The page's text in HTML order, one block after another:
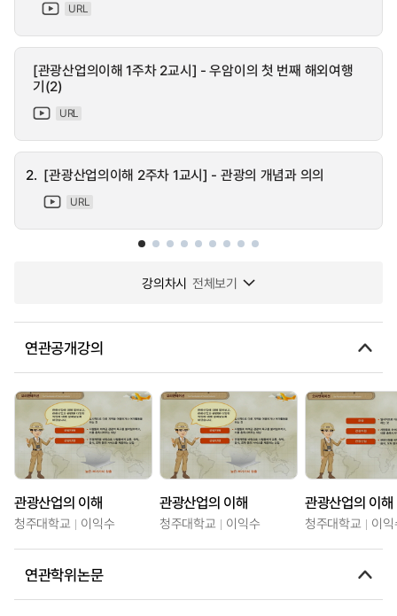
URL
[관광산업의이해 1주차 2교시] - 우암이의 첫 번째 해외여행
기(2)
URL
2. [관광산업의이해 2주차 1교시] - 관광의 개념과 의의
URL
강의차시 전체보기
연관공개강의
관광산업의 이해
청주대학교 이익수
관광산업의 이해
청주대학교 이익수
관광산업의 이해
청주대학교 이
연관학위논문